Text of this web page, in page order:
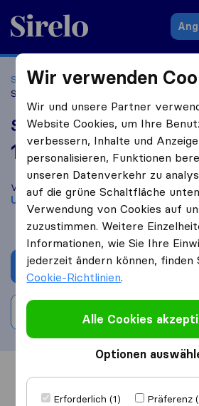
Sirelo.at
Startseite Umzugsfirmen
Salzburger Umzugsservice
Salzburger
10,0 basierend
Sirelo und Google
Vergleichen Sie Salzburger
Umzugs​unternehmenausHallwang
Angebot
Bewertung
Übersicht
Wir verwenden
Wir und unsere Partner
Website Cookies, um Ihre
verbessern, Inhalte und
personalisieren, Funktionen
unseren Datenverkehr zu
auf die grüne Schaltfläche
Verwendung von Cookies auf
zuzustimmen. Weitere
Informationen, wie Sie Ihre
jederzeit ändern können, finden
Cookie-Richtlinien.
Alle Cookies
Optionen
Erforderlich (1)
Präferenz